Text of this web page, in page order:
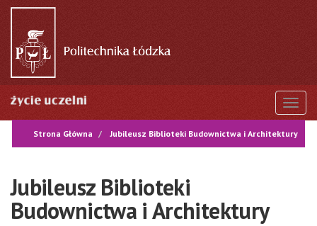
Przejdź
treści
Strona Główna Jubileusz Biblioteki Budownictwa i Architektury
Jubileusz Biblioteki
Budownictwa i Architektury